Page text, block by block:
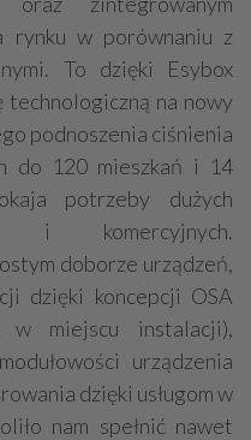
rynku w porównaniu z
To dzięki Esybox
technologiczną na nowy
podnoszenia ciśnienia
do 120 mieszkań i 14
potrzeby dużych
i komercyjnych.
doborze urządzeń,
dzięki koncepcji OSA
w miejscu instalacji),
urządzenia
dzięki usługom w
nam spełnić nawet